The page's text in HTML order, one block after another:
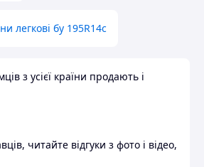
легкові бу 195R14c
з усієї країни продають і
читайте відгуки з фото і відео,